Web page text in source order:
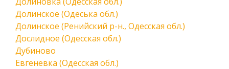
Долинское (Одеська обл.)
Долинское (Ренийский р-н., Одесская обл.)
Дослидное (Одесская обл.)
Дубиново
Евгеневка (Одесская обл.)